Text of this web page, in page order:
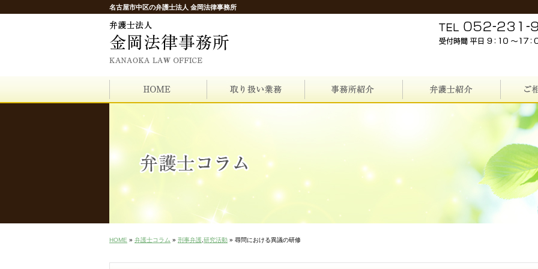
名古屋市中区の弁護士法人 金岡法律事務所
HOME » 弁護士コラム » 刑事弁護 研究活動 » 尋問における異議の研修